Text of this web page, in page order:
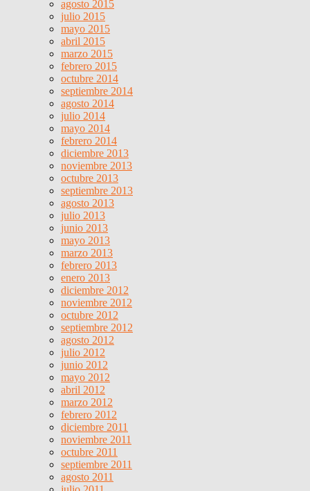
agosto 2015
julio 2015
mayo 2015
abril 2015
marzo 2015
febrero 2015
octubre 2014
septiembre 2014
agosto 2014
julio 2014
mayo 2014
febrero 2014
diciembre 2013
noviembre 2013
octubre 2013
septiembre 2013
agosto 2013
julio 2013
junio 2013
mayo 2013
marzo 2013
febrero 2013
enero 2013
diciembre 2012
noviembre 2012
octubre 2012
septiembre 2012
agosto 2012
julio 2012
junio 2012
mayo 2012
abril 2012
marzo 2012
febrero 2012
diciembre 2011
noviembre 2011
octubre 2011
septiembre 2011
agosto 2011